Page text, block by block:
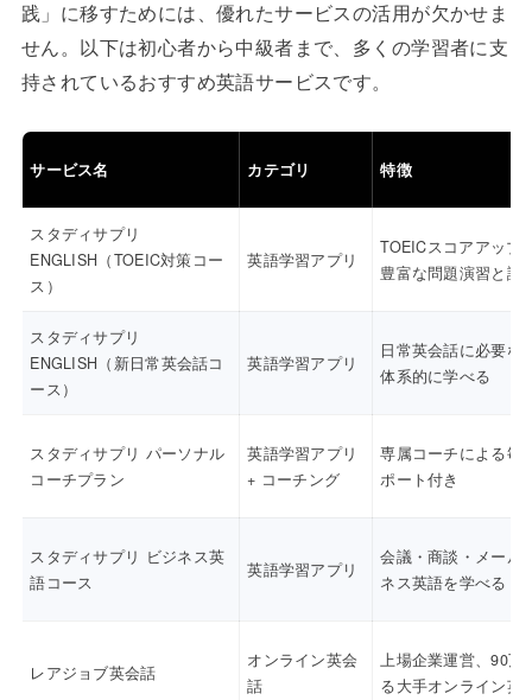
践」に移すためには、優れたサービスの活用が欠かせま
せん。以下は初心者から中級者まで、多くの学習者に支
持されているおすすめ英語サービスです。
サービス名 カテゴリ 特徴
スタディサプリ
ENGLISH（TOEIC対策コー
ス）
英語学習アプリ
TOEICスコアアップ
豊富な問題演習と講
スタディサプリ
ENGLISH（新日常英会話コ
ース）
英語学習アプリ
日常英会話に必要な
体系的に学べる
スタディサプリ パーソナル
コーチプラン
英語学習アプリ
+ コーチング
専属コーチによる毎
ポート付き
スタディサプリ ビジネス英
語コース
英語学習アプリ
会議・商談・メール
ネス英語を学べる
レアジョブ英会話
オンライン英会
話
上場企業運営、90万
る大手オンライン英